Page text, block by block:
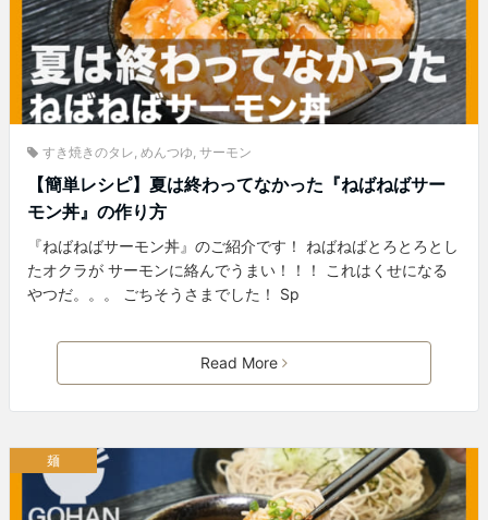
すき焼きのタレ めんつゆ サーモン
【簡単レシピ】夏は終わってなかった『ねばねばサー
モン丼』の作り方
『ねばねばサーモン丼』のご紹介です！ ねばねばとろとろとし
たオクラが サーモンに絡んでうまい！！！ これはくせになる
やつだ。。。 ごちそうさまでした！ Sp
Read More
麺